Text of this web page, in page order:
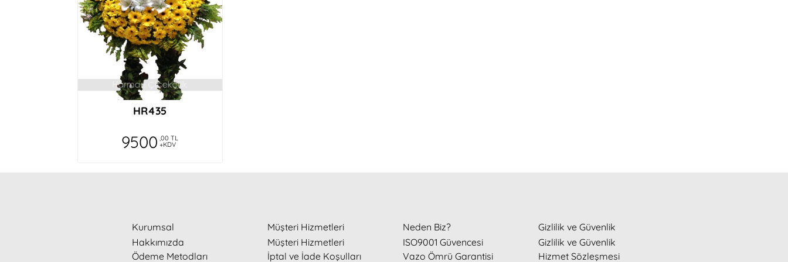
Sipariş verdiğim aranjman görselinden daha da güzel geldi, çok teşekkür ederim.
O**r G***e
Her zaman oldugu gene harika bir sunum tesekkur ederim
Gu**in Sa**ik
Özenli hazırlığıniz, solmamis cicekleriniz, süresi içinde yaptığınız teslimatiniz ve bilgilendirme mesajlariniz için çok teşekkür ederim. Elinize sağlık
HR435
9500 ,00 TL
+KDV
Kurumsal
Hakkımızda
Ödeme Metodları
Müşteri Hizmetleri
Müşteri Hizmetleri
İptal ve İade Koşulları
Neden Biz?
ISO9001 Güvencesi
Vazo Ömrü Garantisi
Gizlilik ve Güvenlik
Gizlilik ve Güvenlik
Hizmet Sözleşmesi